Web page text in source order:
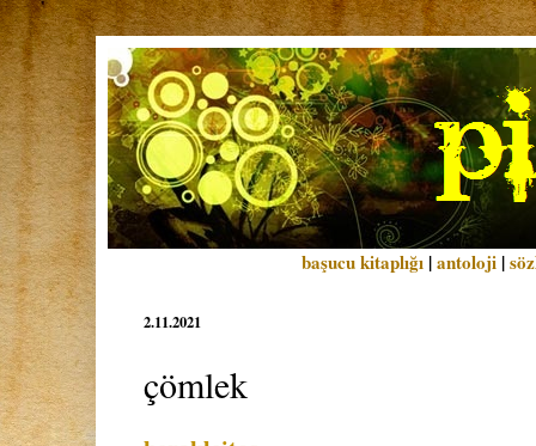
başucu kitaplığı |antoloji |
2.11.2021
çömlek